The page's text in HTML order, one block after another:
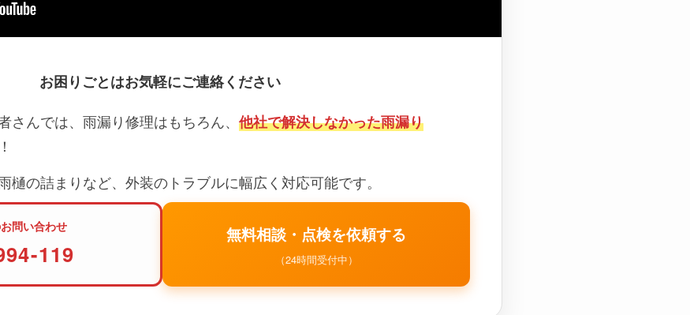
お困りごとはお気軽にご連絡ください
さんでは、雨漏り修理はもちろん、 他社で解決しなかった雨漏り
樋の詰まりなど、外装のトラブルに幅広く対応可能です。
問い合わせ
119
無料相談・点検を依頼する
（24時間受付中）